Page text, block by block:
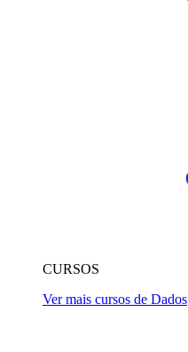
CURSOS
Ver mais cursos de Dados